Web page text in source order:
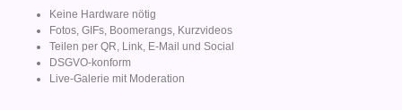
Keine Hardware nötig
Fotos, GIFs, Boomerangs, Kurzvideos
Teilen per QR, Link, E-Mail und Social
DSGVO-konform
Live-Galerie mit Moderation